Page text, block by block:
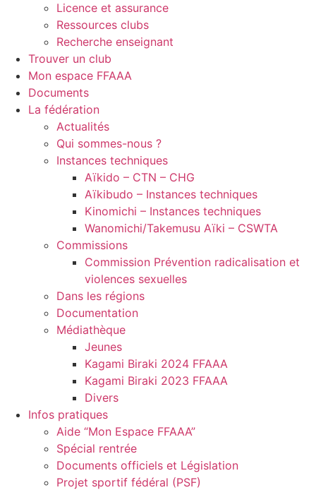
Licence et assurance
Ressources clubs
Recherche enseignant
Trouver un club
Mon espace FFAAA
Documents
La fédération
Actualités
Qui sommes-nous ?
Instances techniques
Aïkido – CTN – CHG
Aïkibudo – Instances techniques
Kinomichi – Instances techniques
Wanomichi/Takemusu Aïki – CSWTA
Commissions
Commission Prévention radicalisation et
violences sexuelles
Dans les régions
Documentation
Médiathèque
Jeunes
Kagami Biraki 2024 FFAAA
Kagami Biraki 2023 FFAAA
Divers
Infos pratiques
Aide “Mon Espace FFAAA”
Spécial rentrée
Documents officiels et Législation
Projet sportif fédéral (PSF)